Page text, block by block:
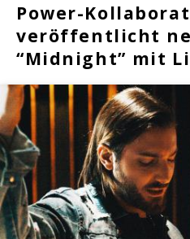
Liam
Payne
Power-
veröffentlicht
“Midnight” mit